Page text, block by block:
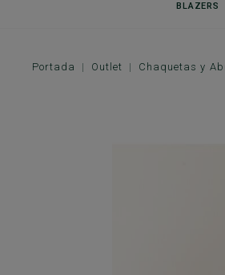
BLAZERS
Portada Outlet Chaquetas y